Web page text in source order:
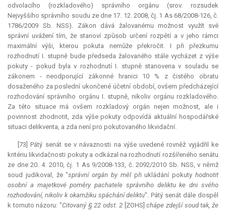
odvolacího (rozkladového) správního orgánu (srov. rozsudek
Nejvyššího správního soudu ze dne 17. 12. 2008, čj. 1 As 68/2008-126, č.
1786/2009 Sb. NSS). Zákon dává žalovanému možnost využít své
správní uvážení tím, že stanoví způsob určení rozpětí a v jeho rámci
maximální výši, kterou pokuta nemůže překročit. I při přezkumu
rozhodnutí I. stupně bude předseda žalovaného stále vycházet z výše
pokuty - pokud byla v rozhodnutí I. stupně stanovena v souladu se
zákonem - neodporující zákonné hranici 10 % z čistého obratu
dosaženého za poslední ukončené účetní období, ovšem předcházející
rozhodování správního orgánu I. stupně, nikoliv orgánu rozkladového.
Za této situace má ovšem rozkladový orgán nejen možnost, ale i
povinnost zhodnotit, zda výše pokuty odpovídá aktuální hospodářské
situaci delikventa, a zda není pro pokutovaného likvidační.
[73] Pátý senát se v návaznosti na výše uvedené rovněž vyjádřil ke
kritériu likvidačnosti pokuty a odkázal na rozhodnutí rozšířeného senátu
ze dne 20. 4. 2010, čj. 1 As 9/2008-133, č. 2092/2010 Sb. NSS, v němž
soud judikoval, že "správní orgán by měl při ukládání pokutyhodnotit
osobní a majetkové poměry pachatele správního deliktu ke dni svého
rozhodování, nikoliv k okamžiku spáchání deliktu". Pátý senát dále dospěl
k tomuto názoru: "Citovaný § 22 odst. 2 [ZOHS]chápe zdejší soud tak, že